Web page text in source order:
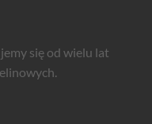
się od wielu lat